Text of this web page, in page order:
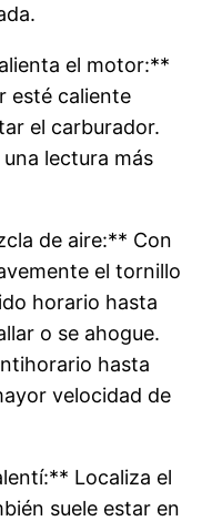
el motor:**
esté caliente
el carburador.
lectura más
de aire:** Con
el tornillo
horario hasta
o se ahogue.
hasta
velocidad de
Localiza el
suele estar en